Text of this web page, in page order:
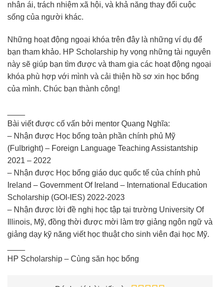
nhân ái, trách nhiệm xã hội, và khả năng thay đổi cuộc
sống của người khác.
Những hoạt động ngoại khóa trên đây là những ví dụ để
bạn tham khảo. HP Scholarship hy vọng những tài nguyên
này sẽ giúp bạn tìm được và tham gia các hoạt động ngoại
khóa phù hợp với mình và cải thiện hồ sơ xin học bổng
của mình. Chúc bạn thành công!
Bài viết được cố vấn bởi mentor Quang Nghĩa:
– Nhận được Học bổng toàn phần chính phủ Mỹ
(Fulbright) – Foreign Language Teaching Assistantship
2021 – 2022
– Nhận được Học bổng giáo dục quốc tế của chính phủ
Ireland – Government Of Ireland – International Education
Scholarship (GOI-IES) 2022-2023
– Nhận được lời đề nghị học tập tại trường University Of
Illinois, Mỹ, đồng thời được mời làm trợ giảng ngôn ngữ và
giảng dạy kỹ năng viết học thuật cho sinh viên đại học Mỹ.
HP Scholarship – Cùng săn học bổng